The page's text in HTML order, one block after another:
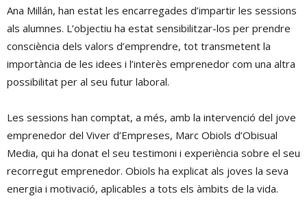
Ana Millán, han estat les encarregades d’impartir les sessions
als alumnes. L’objectiu ha estat sensibilitzar-los per prendre
consciència dels valors d’emprendre, tot transmetent la
importància de les idees i l’interès emprenedor com una altra
possibilitat per al seu futur laboral.
Les sessions han comptat, a més, amb la intervenció del jove
emprenedor del Viver d’Empreses, Marc Obiols d’Obisual
Media, qui ha donat el seu testimoni i experiència sobre el seu
recorregut emprenedor. Obiols ha explicat als joves la seva
energia i motivació, aplicables a tots els àmbits de la vida.